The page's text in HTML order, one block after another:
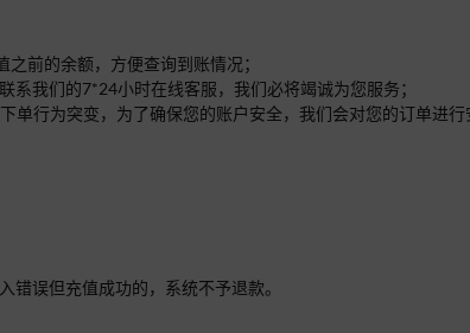
前的余额，方便查询到账情况；
我们的7*24小时在线客服，我们必将竭诚为您服务；
单行为突变，为了确保您的账户安全，我们会对您的订单进
误但充值成功的，系统不予退款。